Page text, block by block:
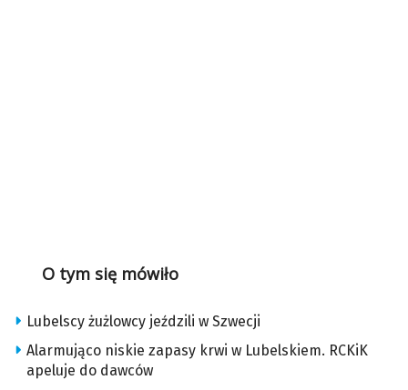
O tym się mówiło
Lubelscy żużlowcy jeździli w Szwecji
Alarmująco niskie zapasy krwi w Lubelskiem. RCKiK
apeluje do dawców